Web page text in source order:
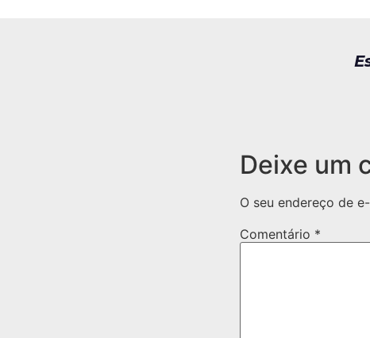
Deixe um
O seu endereço de
Comentário *